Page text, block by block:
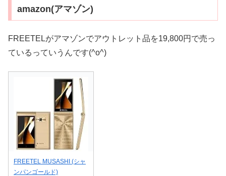
amazon(アマゾン)
FREETELがアマゾンでアウトレット品を19,800円で売っ
ているっていうんです(^o^)
FREETEL MUSASHI (シャ
ンパンゴールド)